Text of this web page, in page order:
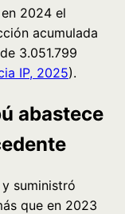
2024 el
acumulada
3.051.799
IP, 2025).
abastece
suministró
que en 2023